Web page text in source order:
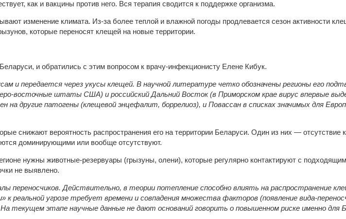
как и вакцины против него. Вся терапия сводится к поддержке организма.
изменение климата. Из-за более теплой и влажной погоды продлевается сезон активности
которые переносят клещей на новые территории.
и обратились с этим вопросом к врачу-инфекционисту Елене Кибук.
и передается через укусы клещей. В научной литературе четко обозначены регионы его
восточные штаты США) и российский Дальний Восток (в Приморском крае вирус впервые
на другие патогены (клещевой энцефалит, боррелиоз), и Повассан в списках значимых для
снижают вероятность распространения его на территории Беларуси. Один из них — отсутствие
доминирующими или вообще отсутствуют.
нужны животные-резервуары (грызуны, олени), которые регулярно контактируют с
не выявлено.
переносчиков. Действительно, в теории потепление способно влиять на распространение
реальной угрозе требует времени и совпадения множества факторов (появление вида-
текущем этапе научные данные не дают оснований говорить о повышенном риске именно для